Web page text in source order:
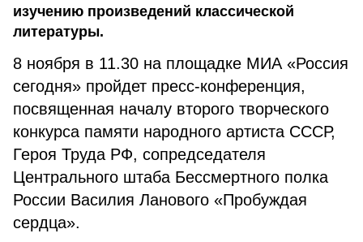
изучению произведений классической
литературы.
8 ноября в 11.30 на площадке МИА «Россия
сегодня» пройдет пресс-конференция,
посвященная началу второго творческого
конкурса памяти народного артиста СССР,
Героя Труда РФ, сопредседателя
Центрального штаба Бессмертного полка
России Василия Ланового «Пробуждая
сердца».